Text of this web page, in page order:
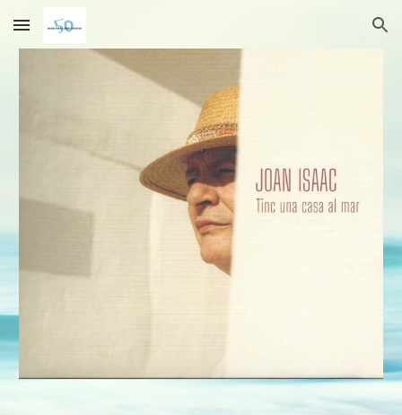
Skip to main content Skip to navigation